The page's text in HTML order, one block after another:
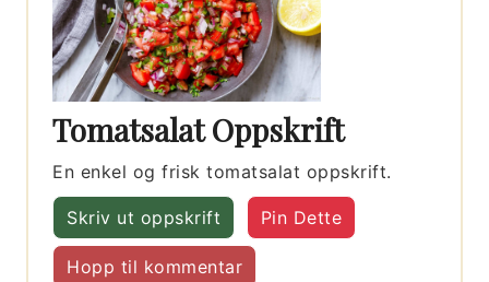
Tomatsalat Oppskrift
En enkel og frisk tomatsalat oppskrift.
Skriv ut oppskrift Pin Dette
Hopp til kommentar